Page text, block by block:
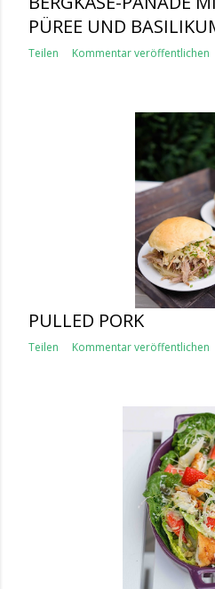
PÜREE UND
Teilen Kommentar veröffentlichen
PULLED PORK
Teilen Kommentar veröffentlichen